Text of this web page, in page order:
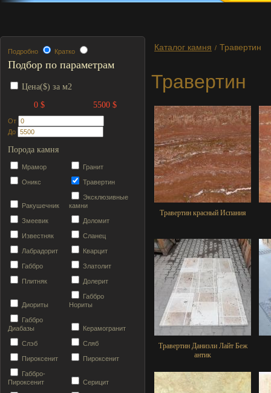
Подробно Кратко
Подбор по параметрам
Цена($) за м2
0 $
5500 $
От
До
Порода камня
Мрамор Гранит
Оникс Травертин
Ракушечник
Эксклюзивные
камни
Змеевик Доломит
Известняк Сланец
Лабрадорит Кварцит
Габбро Златолит
Плитняк Долерит
Диориты
Габбро
Нориты
Габбро
Диабазы
Керамогранит
Слэб Сляб
Пироксенит Пироксенит
Габбро-
Пироксенит
Серицит
Каталог камня / Травертин
Травертин
Травертин красный Испания
Травертин Данизли Лайт Беж
антик